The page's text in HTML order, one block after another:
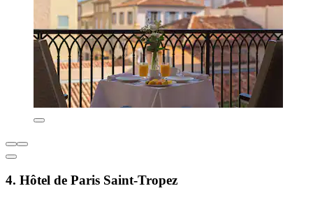
4. Hôtel de Paris Saint-Tropez